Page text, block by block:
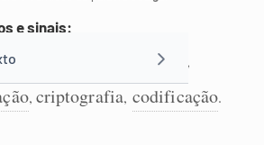
e sinais:
,linguagem chave ,
, criptografia, codificação.